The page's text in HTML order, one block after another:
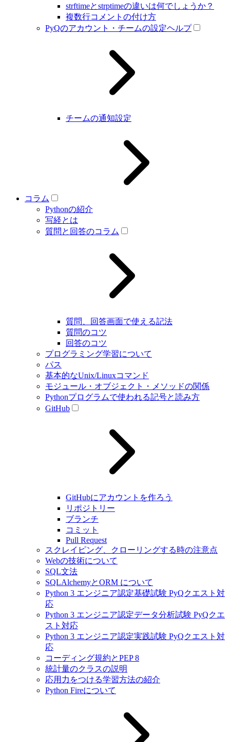
strftimeとstrptimeの違いは何でしょうか？
複数行コメントの付け方
PyQのアカウント・チームの設定ヘルプ
チームの通知設定
コラム
Pythonの紹介
写経とは
質問と回答のコラム
質問、回答画面で使える記法
質問のコツ
回答のコツ
プログラミング学習について
パス
基本的なUnix/Linuxコマンド
モジュール・オブジェクト・メソッドの関係
Pythonプログラムで使われる記号と読み方
GitHub
GitHubにアカウントを作ろう
リポジトリー
ブランチ
コミット
Pull Request
スクレイピング、クローリングする時の注意点
Webの技術について
SQL文法
SQLAlchemyとORM について
Python 3 エンジニア認定基礎試験 PyQクエスト対
応
Python 3 エンジニア認定データ分析試験 PyQクエ
スト対応
Python 3 エンジニア認定実践試験 PyQクエスト対
応
コーディング規約とPEP 8
統計量のクラスの説明
応用力をつける学習方法の紹介
Python Fireについて